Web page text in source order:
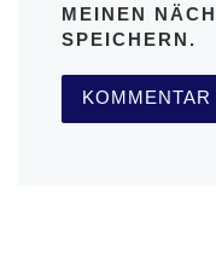
MEINEN
SPEICHERN.